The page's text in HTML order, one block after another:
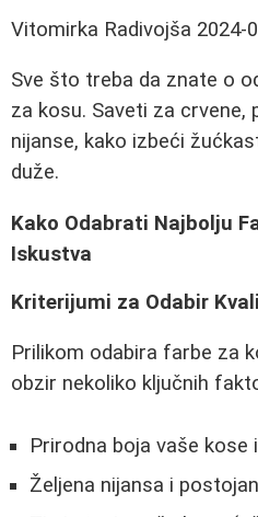
Vitomirka Radivojša 2024-
Sve što treba da znate o
za kosu. Saveti za crvene,
nijanse, kako izbeći
duže.
Kako Odabrati Najbolju
Iskustva
Kriterijumi za Odabir
Prilikom odabira farbe za
obzir nekoliko ključnih
Prirodna boja vaše
Željena nijansa i